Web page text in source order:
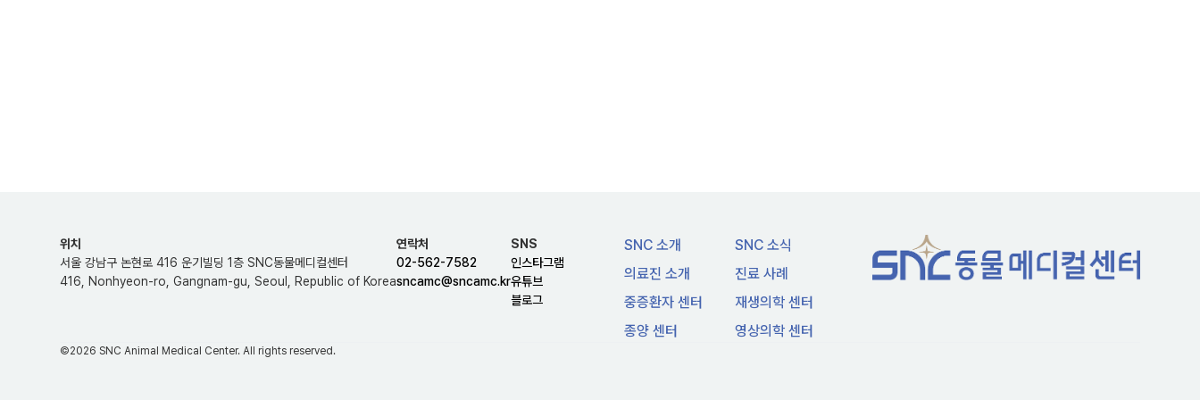
위치
서울 강남구 논현로 416 운기빌딩 1층 SNC동물메디컬센터
416, Nonhyeon-ro, Gangnam-gu, Seoul, Republic of Korea
연락처
02-562-7582
sncamc@sncamc.kr
SNS
인스타그램
유튜브
블로그
SNC 소개
SNC 소식
의료진 소개
진료 사례
중증환자 센터
재생의학 센터
종양 센터
영상의학 센터
©2026 SNC Animal Medical Center. All rights reserved.